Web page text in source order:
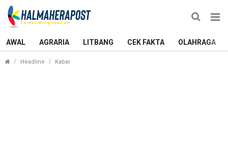
AWAL AGRARIA LITBANG CEK FAKTA OLAHRAGA
Headline Kabar